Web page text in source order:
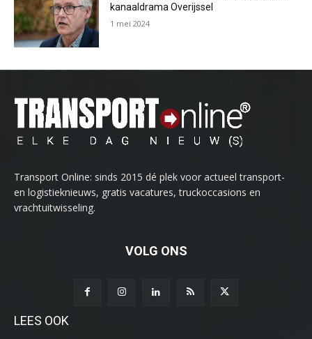
kanaaldrama Overijssel
1 mei 2024
Transport Online: sinds 2015 dé plek voor actueel transport-
en logistieknieuws, gratis vacatures, truckoccasions en
vrachtuitwisseling.
VOLG ONS
LEES OOK